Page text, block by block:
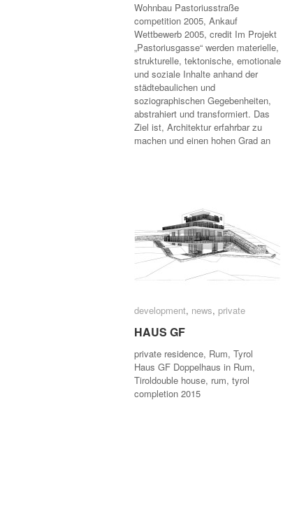
Wohnbau Pastoriusstraße
competition 2005, Ankauf
Wettbewerb 2005, credit Im Projekt
„Pastoriusgasse“ werden materielle,
strukturelle, tektonische, emotionale
und soziale Inhalte anhand der
städtebaulichen und
soziographischen Gegebenheiten,
abstrahiert und transformiert. Das
Ziel ist, Architektur erfahrbar zu
machen und einen hohen Grad an
development, news, private
HAUS GF
private residence, Rum, Tyrol
Haus GF Doppelhaus in Rum,
Tiroldouble house, rum, tyrol
completion 2015
development news private
HAUS GF